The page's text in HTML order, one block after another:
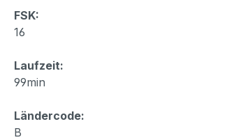
FSK:
16
Laufzeit:
99min
Ländercode:
B